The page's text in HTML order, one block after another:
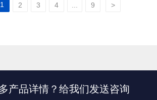
1 2 3 4 9 >
产品详情？给我们发送咨询